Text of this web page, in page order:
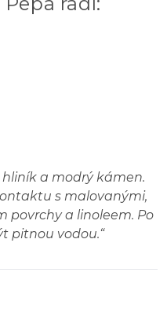
a modrý kámen.
s malovanými,
povrchy a linoleem. Po
pitnou vodou.“